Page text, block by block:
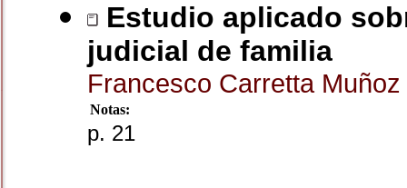
Estudio aplicado
judicial de familia
Francesco Carretta Muñoz
Notas:
p. 21